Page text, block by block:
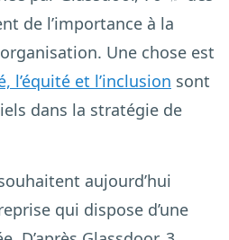
de l’importance à la
Une chose est
l’équité et l’inclusion sont
dans la stratégie de
aujourd’hui
qui dispose d’une